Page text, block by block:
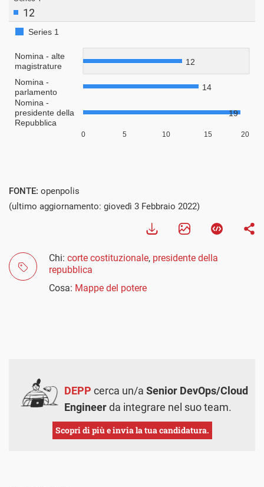
FONTE: openpolis
(ultimo aggiornamento: giovedì 3 Febbraio 2022)
Chi: corte costituzionale, presidente della
repubblica
Cosa: Mappe del potere
DEPP cerca un/a Senior DevOps/Cloud
Engineerda integrare nel suo team.
Scopri di più e invia la tua candidatura.